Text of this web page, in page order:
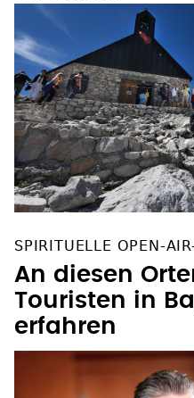
SPIRITUELLE OPEN-
An diesen
Touristen in
erfahren